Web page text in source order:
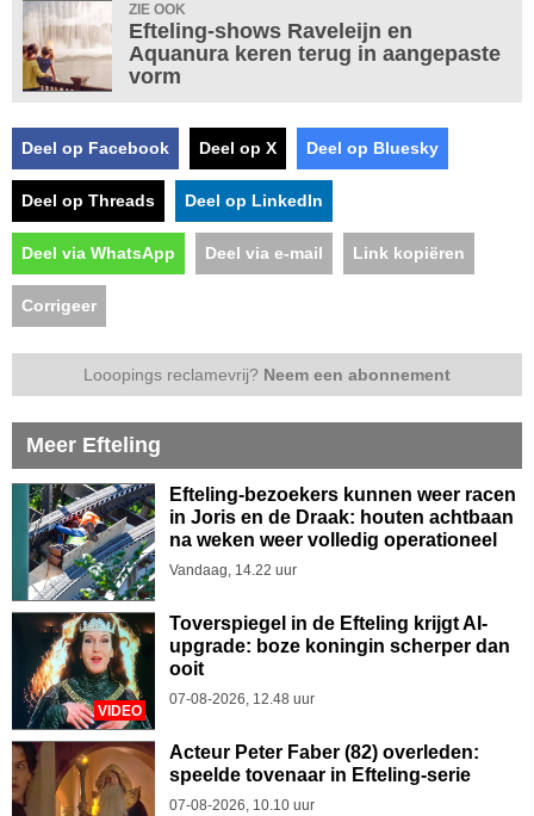
ZIE OOK
Efteling-shows Raveleijn en
Aquanura keren terug in aangepaste
vorm
Deel op Facebook Deel op X Deel op Bluesky
Deel op Threads Deel op LinkedIn
Deel via WhatsApp Deel via e-mail Link kopiëren
Corrigeer
Looopings reclamevrij? Neem een abonnement
Meer Efteling
Efteling-bezoekers kunnen weer racen
in Joris en de Draak: houten achtbaan
na weken weer volledig operationeel
Vandaag, 14.22 uur
VIDEO
Toverspiegel in de Efteling krijgt AI-
upgrade: boze koningin scherper dan
ooit
07-08-2026, 12.48 uur
Acteur Peter Faber (82) overleden:
speelde tovenaar in Efteling-serie
07-08-2026, 10.10 uur